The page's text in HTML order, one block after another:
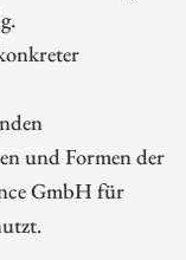
und Formen der
GmbH für